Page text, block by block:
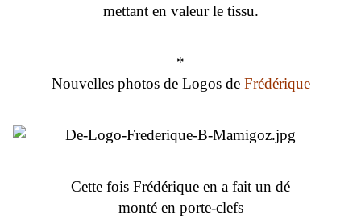
mettant en valeur le tissu.
*
Nouvelles photos de Logos de Frédérique
Cette fois Frédérique en a fait un dé
monté en porte-clefs